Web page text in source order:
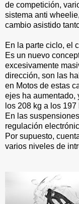
de competición,
sistema anti
cambio asistido
En la parte ciclo, el
Es un nuevo
excesivamente
dirección, son las
en Motos de estas
ejes ha aumentado,
los 208 kg a los 197
En las
regulación
Por supuesto,
varios niveles de